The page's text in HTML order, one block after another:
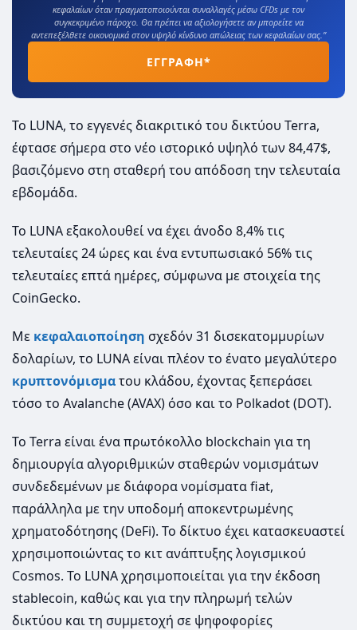
κεφαλαίων όταν πραγματοποιούνται συναλλαγές μέσω CFDs με τον
συγκεκριμένο πάροχο. Θα πρέπει να αξιολογήσετε αν μπορείτε να
αντεπεξέλθετε οικονομικά στον υψηλό κίνδυνο απώλειας των κεφαλαίων σας.”
ΕΓΓΡΑΦΗ*
Το LUNA, το εγγενές διακριτικό του δικτύου Terra,
έφτασε σήμερα στο νέο ιστορικό υψηλό των 84,47$,
βασιζόμενο στη σταθερή του απόδοση την τελευταία
εβδομάδα.
Το LUNA εξακολουθεί να έχει άνοδο 8,4% τις
τελευταίες 24 ώρες και ένα εντυπωσιακό 56% τις
τελευταίες επτά ημέρες, σύμφωνα με στοιχεία της
CoinGecko.
Με κεφαλαιοποίηση σχεδόν 31 δισεκατομμυρίων
δολαρίων, το LUNA είναι πλέον το ένατο μεγαλύτερο
κρυπτονόμισματου κλάδου, έχοντας ξεπεράσει
τόσο το Avalanche (AVAX) όσο και το Polkadot (DOT).
Το Terra είναι ένα πρωτόκολλο blockchain για τη
δημιουργία αλγοριθμικών σταθερών νομισμάτων
συνδεδεμένων με διάφορα νομίσματα fiat,
παράλληλα με την υποδομή αποκεντρωμένης
χρηματοδότησης (DeFi). Το δίκτυο έχει κατασκευαστεί
χρησιμοποιώντας το κιτ ανάπτυξης λογισμικού
Cosmos. Το LUNA χρησιμοποιείται για την έκδοση
stablecoin, καθώς και για την πληρωμή τελών
δικτύου και τη συμμετοχή σε ψηφοφορίες